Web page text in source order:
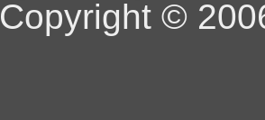
Copyright ©